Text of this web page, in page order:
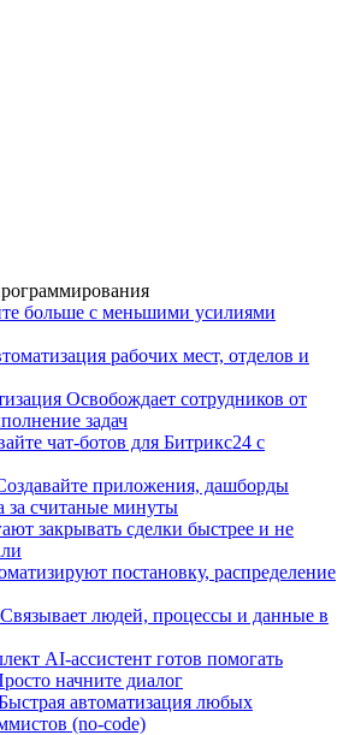
больше с меньшими усилиями
рабочих мест, отделов и
Освобождает сотрудников от
задач
чат-ботов для Битрикс24 с
приложения, дашборды
за считаные минуты
закрывать сделки быстрее и не
постановку, распределение
Связывает людей, процессы и данные в
AI-ассистент готов помогать
начните диалог
автоматизация любых
(no-code)